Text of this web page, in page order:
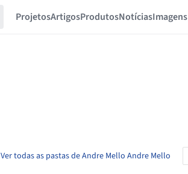
ProjetosArtigosProdutosNotíciasImagens
Ver todas as pastas de Andre Mello Andre Mello